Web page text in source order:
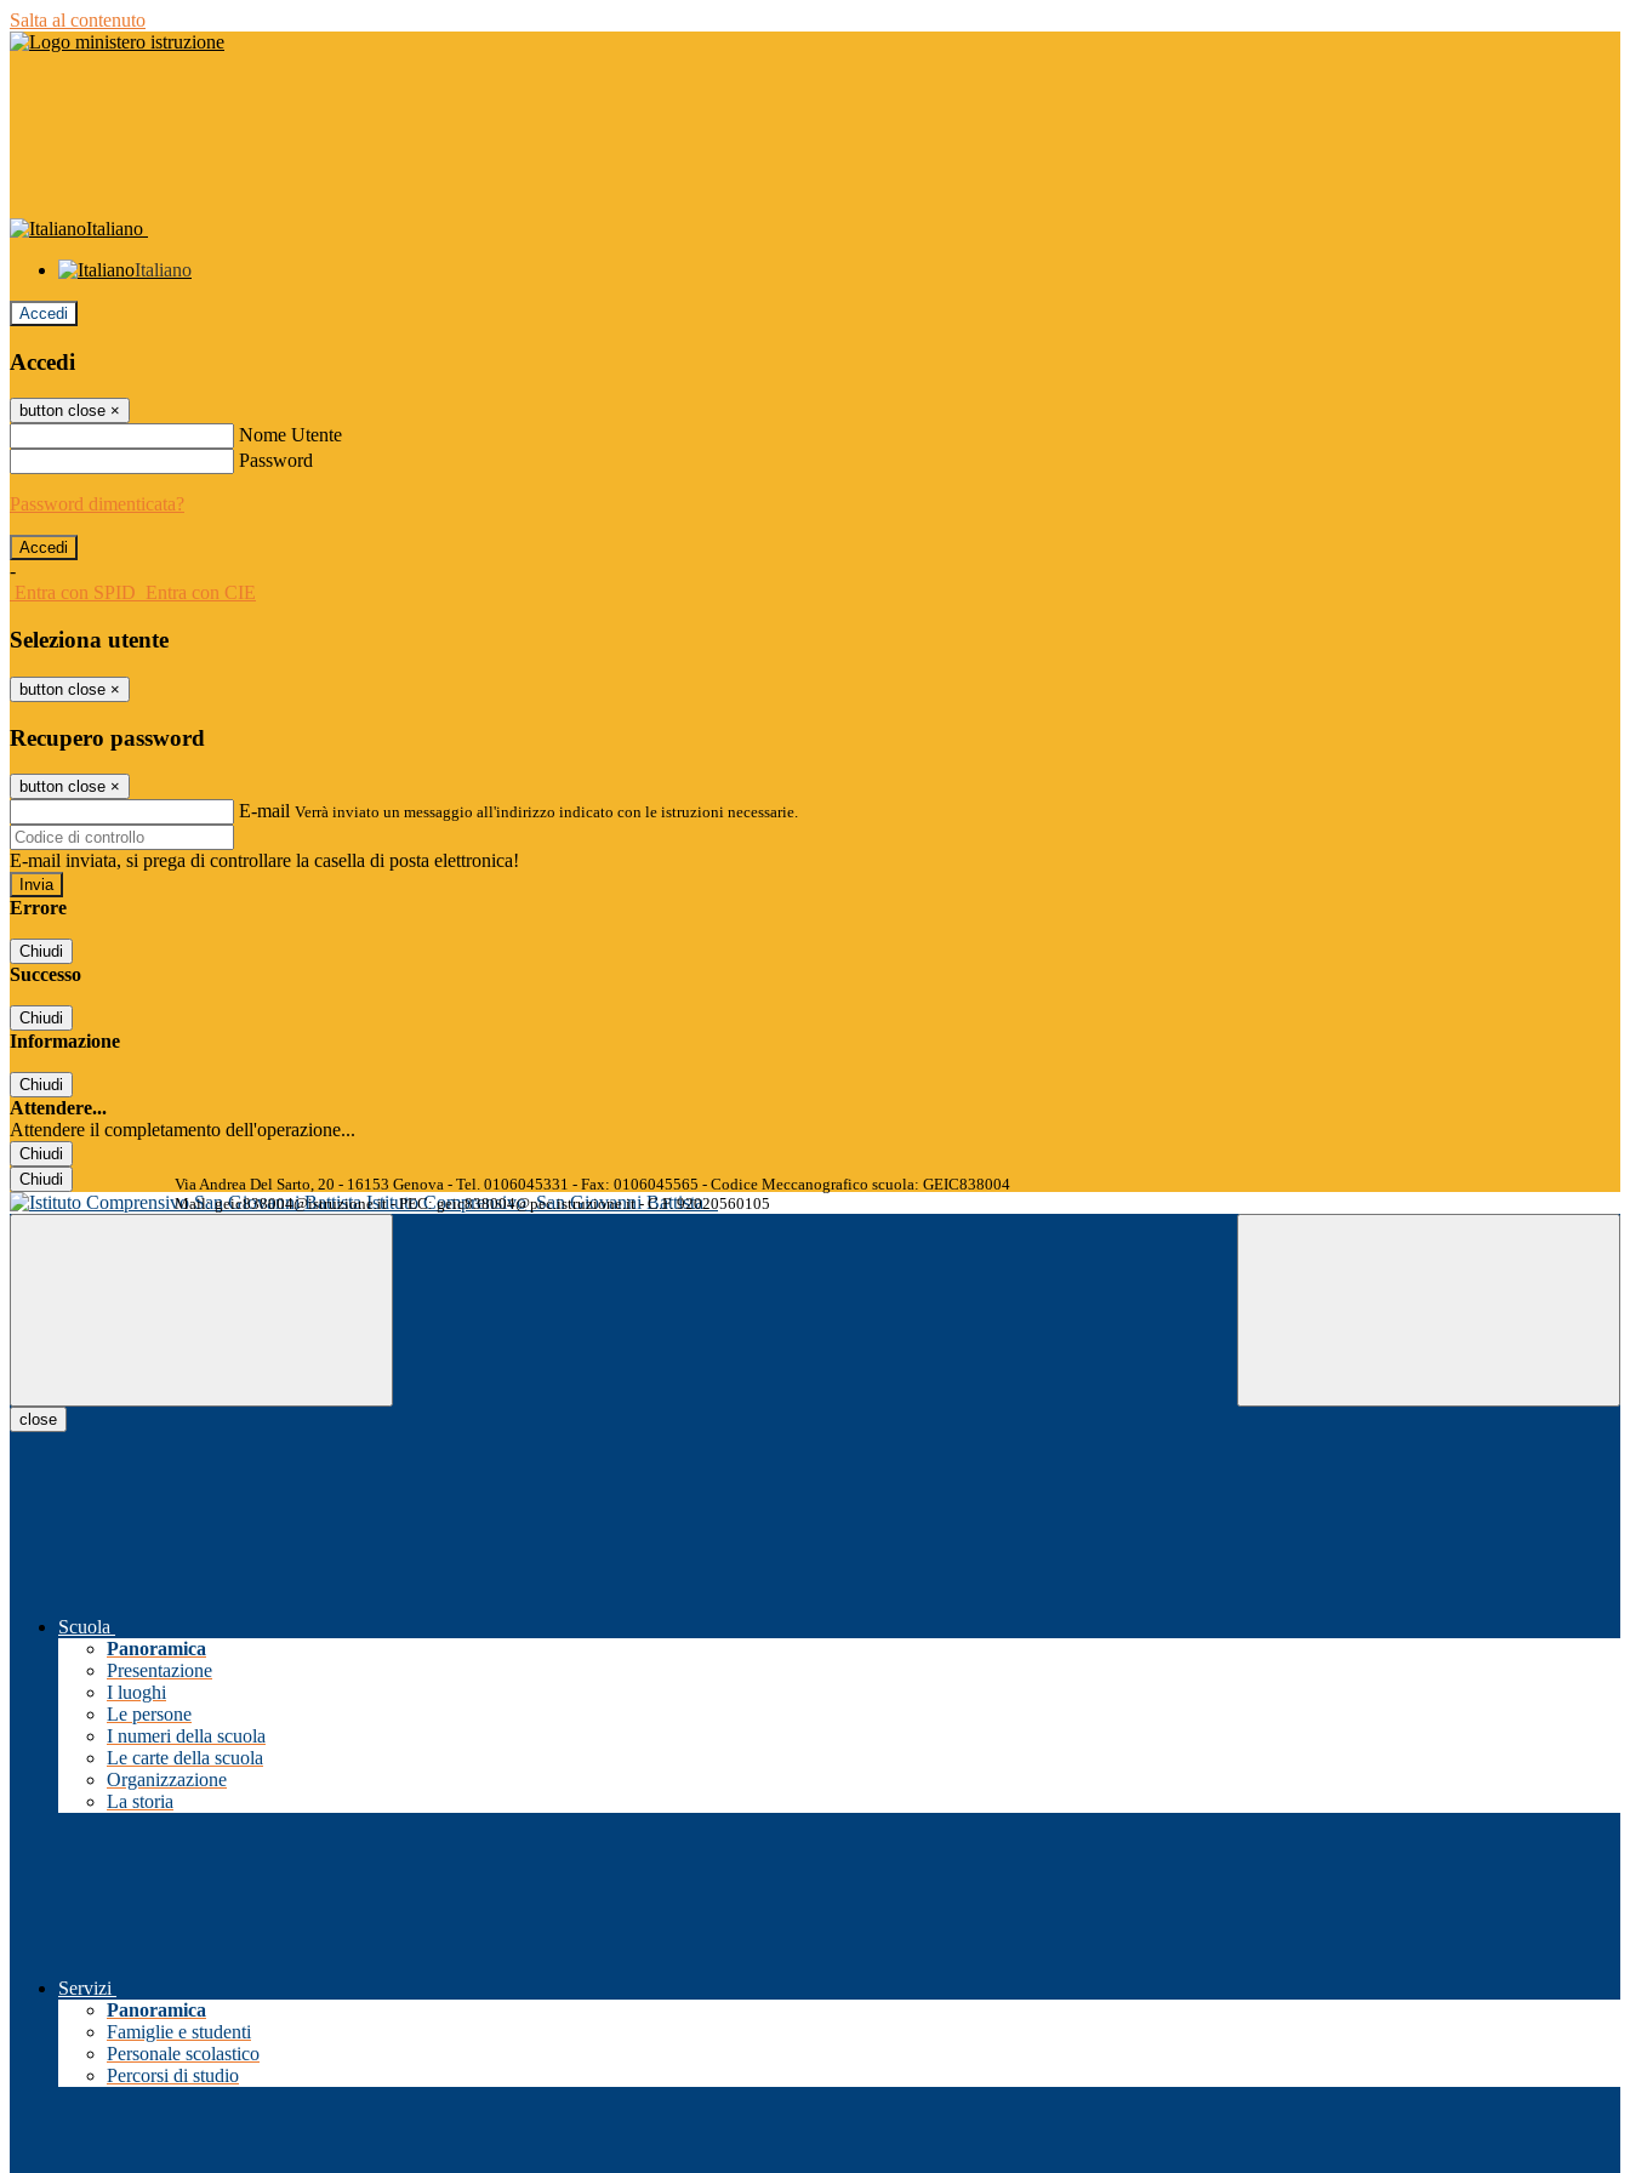
Salta al contenuto
Italiano
Italiano
Accedi
Accedi
button close ×
Nome Utente
Password
Password dimenticata?
-
Entra con SPID Entra con CIE
Seleziona utente
button close ×
Recupero password
button close ×
E-mail Verrà inviato un messaggio all'indirizzo indicato con le istruzioni necessarie.
E-mail inviata, si prega di controllare la casella di posta elettronica!
Errore
Chiudi
Successo
Chiudi
Informazione
Chiudi
Attendere...
Attendere il completamento dell'operazione...
Chiudi
Chiudi
Istituto Comprensivo San Giovanni Battista
Via Andrea Del Sarto, 20 - 16153 Genova - Tel. 0106045331 - Fax: 0106045565 - Codice Meccanografico scuola: GEIC838004
Mail: geic838004@istruzione.it - PEC: geic838004@pec.istruzione.it - C.F. 92020560105
close
Scuola
Panoramica
Presentazione
I luoghi
Le persone
I numeri della scuola
Le carte della scuola
Organizzazione
La storia
Servizi
Panoramica
Famiglie e studenti
Personale scolastico
Percorsi di studio